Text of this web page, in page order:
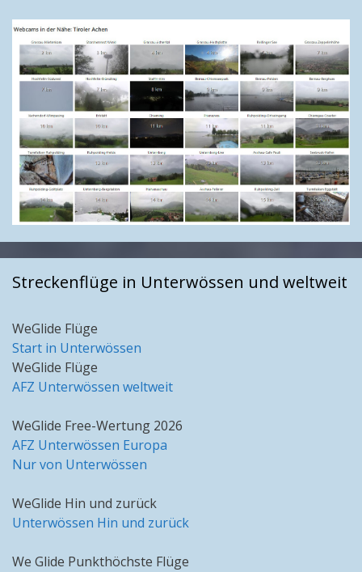
Streckenflüge in Unterwössen und weltweit
WeGlide Flüge
Start in Unterwössen
WeGlide Flüge
AFZ Unterwössen weltweit
WeGlide Free-Wertung 2026
AFZ Unterwössen Europa
Nur von Unterwössen
WeGlide Hin und zurück
Unterwössen Hin und zurück
We Glide Punkthöchste Flüge